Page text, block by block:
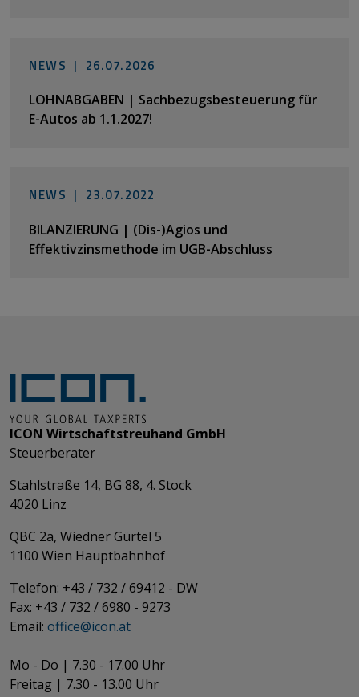
NEWS | 26.07.2026
LOHNABGABEN | Sachbezugsbesteuerung für
E-Autos ab 1.1.2027!
NEWS | 23.07.2022
BILANZIERUNG | (Dis-)Agios und
Effektivzinsmethode im UGB-Abschluss
ICON Wirtschaftstreuhand GmbH
Steuerberater
Stahlstraße 14, BG 88, 4. Stock
4020 Linz
QBC 2a, Wiedner Gürtel 5
​​​​​​​1100 Wien Hauptbahnhof
Telefon: +43 / 732 / 69412 - DW
Fax: +43 / 732 / 6980 - 9273
​​​​​​​Email: office@­icon.at
Mo - Do | 7.30 - 17.00 Uhr
Freitag | 7.30 - 13.00 Uhr​​​​​​​